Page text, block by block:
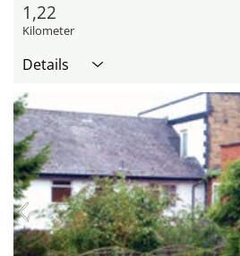
1,22
Kilometer
Details